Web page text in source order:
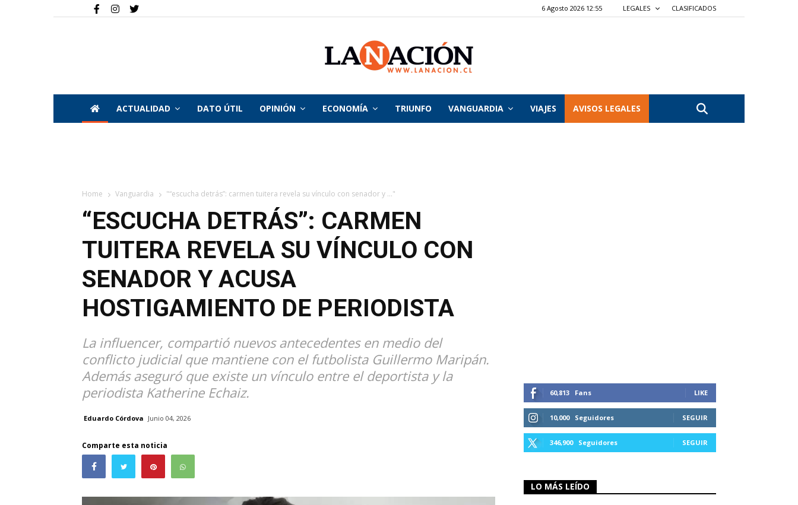
6 Agosto 2026 12:55 LEGALES CLASIFICADOS
La
ACTUALIDAD DATO ÚTIL OPINIÓN ECONOMÍA TRIUNFO VANGUARDIA VIAJES AVISOS LEGALES
Home Vanguardia "“escucha detrás”: carmen tuitera revela su vínculo con senador y ..."
“ESCUCHA DETRÁS”: CARMEN
TUITERA REVELA SU VÍNCULO CON
SENADOR Y ACUSA
HOSTIGAMIENTO DE PERIODISTA
La influencer, compartió nuevos antecedentes en medio del
conflicto judicial que mantiene con el futbolista Guillermo Maripán.
Además aseguró que existe un vínculo entre el deportista y la
periodista Katherine Echaiz.
Eduardo Córdova Junio 04, 2026
Comparte esta noticia
60,813 Fans LIKE
10,000 Seguidores SEGUIR
346,900 Seguidores SEGUIR
LO MÁS LEÍDO